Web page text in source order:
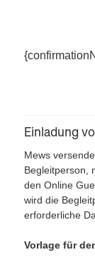
Einladung
Mews
Begleitperson,
den Online
wird die
erforderliche
Vorlage für